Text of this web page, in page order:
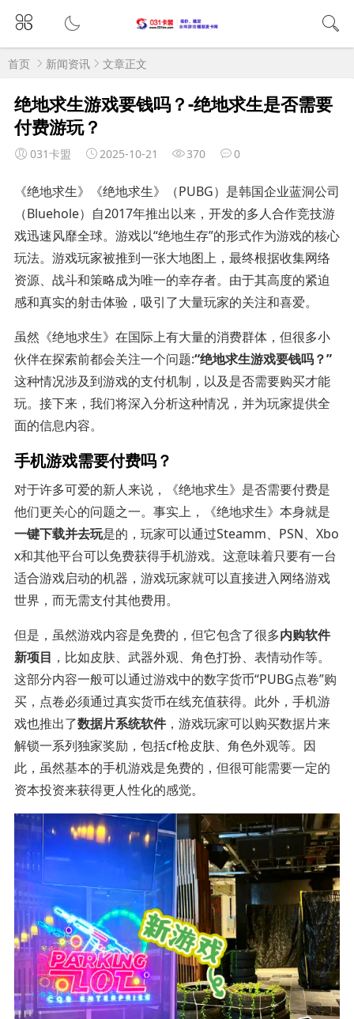
首页 新闻资讯 文章正文
绝地求生游戏要钱吗？-绝地求生是否需要
付费游玩？
031卡盟 2025-10-21 370 0
《绝地求生》《绝地求生》（PUBG）是韩国企业蓝洞公司
（Bluehole）自2017年推出以来，开发的多人合作竞技游
戏迅速风靡全球。游戏以“绝地生存”的形式作为游戏的核心
玩法。游戏玩家被推到一张大地图上，最终根据收集网络
资源、战斗和策略成为唯一的幸存者。由于其高度的紧迫
感和真实的射击体验，吸引了大量玩家的关注和喜爱。
虽然《绝地求生》在国际上有大量的消费群体，但很多小
伙伴在探索前都会关注一个问题:“绝地求生游戏要钱吗？”
这种情况涉及到游戏的支付机制，以及是否需要购买才能
玩。接下来，我们将深入分析这种情况，并为玩家提供全
面的信息内容。
手机游戏需要付费吗？
对于许多可爱的新人来说，《绝地求生》是否需要付费是
他们更关心的问题之一。事实上，《绝地求生》本身就是
一键下载并去玩是的，玩家可以通过Steamm、PSN、Xbo
x和其他平台可以免费获得手机游戏。这意味着只要有一台
适合游戏启动的机器，游戏玩家就可以直接进入网络游戏
世界，而无需支付其他费用。
但是，虽然游戏内容是免费的，但它包含了很多内购软件
新项目 ，比如皮肤、武器外观、角色打扮、表情动作等。
这部分内容一般可以通过游戏中的数字货币“PUBG点卷”购
买，点卷必须通过真实货币在线充值获得。此外，手机游
戏也推出了数据片系统软件，游戏玩家可以购买数据片来
解锁一系列独家奖励，包括cf枪皮肤、角色外观等。因
此，虽然基本的手机游戏是免费的，但很可能需要一定的
资本投资来获得更人性化的感觉。